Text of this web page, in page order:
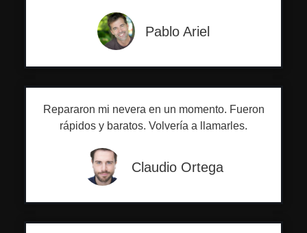
Pablo Ariel
Repararon mi nevera en un momento. Fueron
rápidos y baratos. Volvería a llamarles.
Claudio Ortega